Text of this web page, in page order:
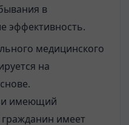
в
эффективность.
медицинского
на
и имеющий
имеет